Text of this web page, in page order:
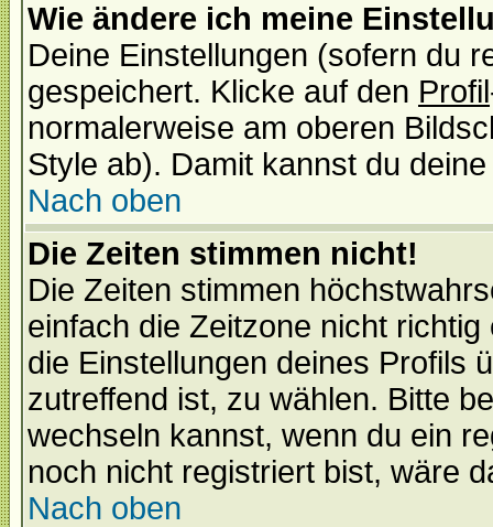
Wie ändere ich meine
Deine Einstellungen (sofern du
gespeichert. Klicke auf den Profil
normalerweise am oberen
Style ab). Damit kannst du
Nach oben
Die Zeiten stimmen nicht!
Die Zeiten stimmen
einfach die Zeitzone nicht
die Einstellungen deines Profils
zutreffend ist, zu wählen. Bitte
wechseln kannst, wenn du ein
noch nicht registriert bist, wäre
Nach oben